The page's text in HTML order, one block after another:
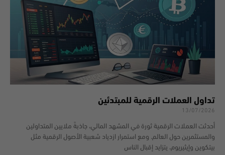
تداول العملات الرقمية للمبتدئين
13/07/2026
أحدثت العملات الرقمية ثورة في المشهد المالي، جاذبةً ملايين المتداولين
والمستثمرين حول العالم. ومع استمرار ازدياد شعبية الأصول الرقمية مثل
بيتكوين وإيثيريوم، يتزايد إقبال الناس